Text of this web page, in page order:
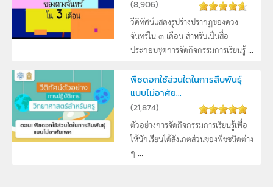
(8,906)
วีดิทัศน์แสดงรูปร่างปรากฏของดวง
จันทร์ใน ๓ เดือน สำหรับเป็นสื่อ
ประกอบชุดการจัดกิจกรรมการเรียนรู้ ...
พืชดอกใช้ส่วนใดในการสืบพันธุ์
แบบไม่อาศัย...
(21,874)
ตัวอย่างการจัดกิจกรรมการเรียนรู้เพื่อ
ให้นักเรียนได้สังเกตส่วนของพืชชนิดต่าง
ๆ ...